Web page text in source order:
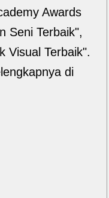
Awards
Seni Terbaik",
Visual Terbaik".
di